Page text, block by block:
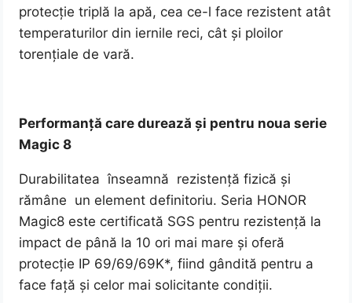
protecție triplă la apă, cea ce-l face rezistent atât
temperaturilor din iernile reci, cât și ploilor
torențiale de vară.
Performanță care durează și pentru noua serie
Magic 8
Durabilitatea înseamnă rezistență fizică și
rămâne un element definitoriu. Seria HONOR
Magic8 este certificată SGS pentru rezistență la
impact de până la 10 ori mai mare și oferă
protecție IP 69/69/69K*, fiind gândită pentru a
face față și celor mai solicitante condiții.